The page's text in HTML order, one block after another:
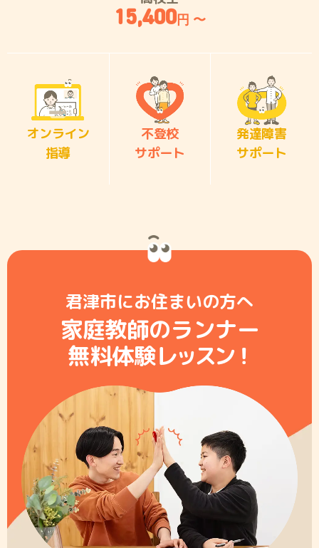
15,400円 〜
オンライン
指導
不登校
サポート
発達障害
サポート
君津市にお住まいの方へ
家庭教師のランナー
無料体験レッスン！